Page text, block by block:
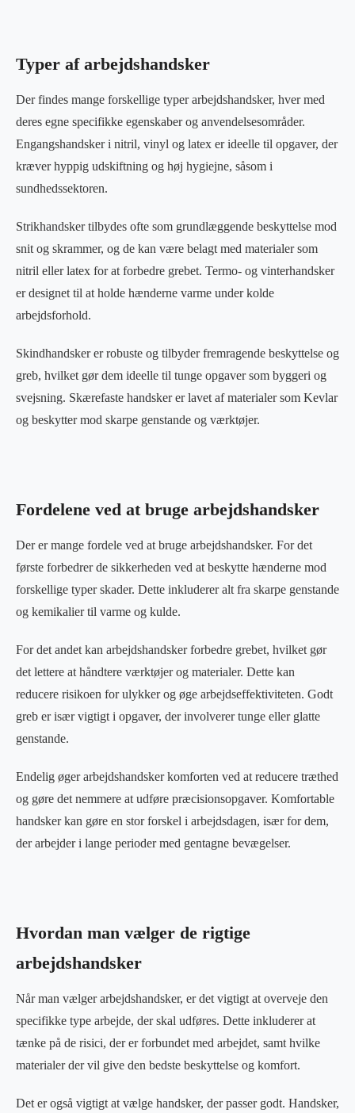
Typer af arbejdshandsker
Der findes mange forskellige typer arbejdshandsker, hver med
deres egne specifikke egenskaber og anvendelsesområder.
Engangshandsker i nitril, vinyl og latex er ideelle til opgaver, der
kræver hyppig udskiftning og høj hygiejne, såsom i
sundhedssektoren.
Strikhandsker tilbydes ofte som grundlæggende beskyttelse mod
snit og skrammer, og de kan være belagt med materialer som
nitril eller latex for at forbedre grebet. Termo- og vinterhandsker
er designet til at holde hænderne varme under kolde
arbejdsforhold.
Skindhandsker er robuste og tilbyder fremragende beskyttelse og
greb, hvilket gør dem ideelle til tunge opgaver som byggeri og
svejsning. Skærefaste handsker er lavet af materialer som Kevlar
og beskytter mod skarpe genstande og værktøjer.
Fordelene ved at bruge arbejdshandsker
Der er mange fordele ved at bruge arbejdshandsker. For det
første forbedrer de sikkerheden ved at beskytte hænderne mod
forskellige typer skader. Dette inkluderer alt fra skarpe genstande
og kemikalier til varme og kulde.
For det andet kan arbejdshandsker forbedre grebet, hvilket gør
det lettere at håndtere værktøjer og materialer. Dette kan
reducere risikoen for ulykker og øge arbejdseffektiviteten. Godt
greb er især vigtigt i opgaver, der involverer tunge eller glatte
genstande.
Endelig øger arbejdshandsker komforten ved at reducere træthed
og gøre det nemmere at udføre præcisionsopgaver. Komfortable
handsker kan gøre en stor forskel i arbejdsdagen, især for dem,
der arbejder i lange perioder med gentagne bevægelser.
Hvordan man vælger de rigtige
arbejdshandsker
Når man vælger arbejdshandsker, er det vigtigt at overveje den
specifikke type arbejde, der skal udføres. Dette inkluderer at
tænke på de risici, der er forbundet med arbejdet, samt hvilke
materialer der vil give den bedste beskyttelse og komfort.
Det er også vigtigt at vælge handsker, der passer godt. Handsker,